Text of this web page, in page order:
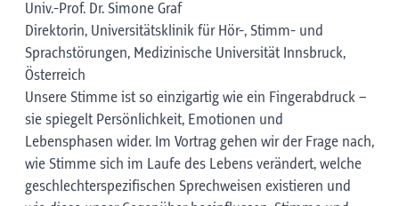
Univ.-Prof. Dr. Simone Graf
Direktorin, Universitätsklinik für Hör-, Stimm- und
Sprachstörungen, Medizinische Universität Innsbruck,
Österreich
Unsere Stimme ist so einzigartig wie ein Fingerabdruck –
sie spiegelt Persönlichkeit, Emotionen und
Lebensphasen wider. Im Vortrag gehen wir der Frage nach,
wie Stimme sich im Laufe des Lebens verändert, welche
geschlechterspezifischen Sprechweisen existieren und